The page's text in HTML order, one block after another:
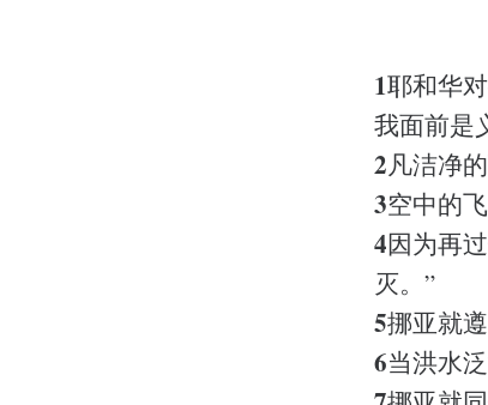
1耶和华
我面前是
2凡洁净
3空中的
4因为再
灭。”
5挪亚就
6当洪水